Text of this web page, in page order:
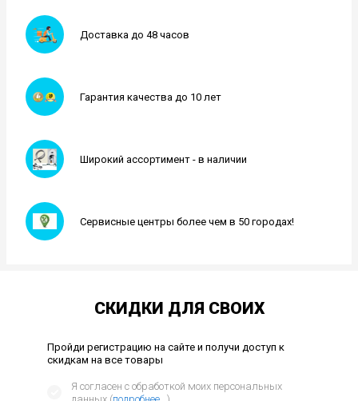
Доставка до 48 часов
Гарантия качества до 10 лет
Широкий ассортимент - в наличии
Сервисные центры более чем в 50 городах!
СКИДКИ ДЛЯ СВОИХ
Пройди регистрацию на сайте и получи доступ к
скидкам на все товары
Я согласен с обработкой моих персональных